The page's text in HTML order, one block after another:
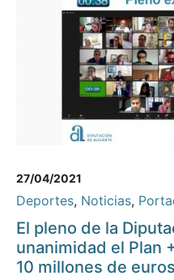
27/04/2021
Deportes, Noticias,
El pleno de la
unanimidad el Plan
10 millones de